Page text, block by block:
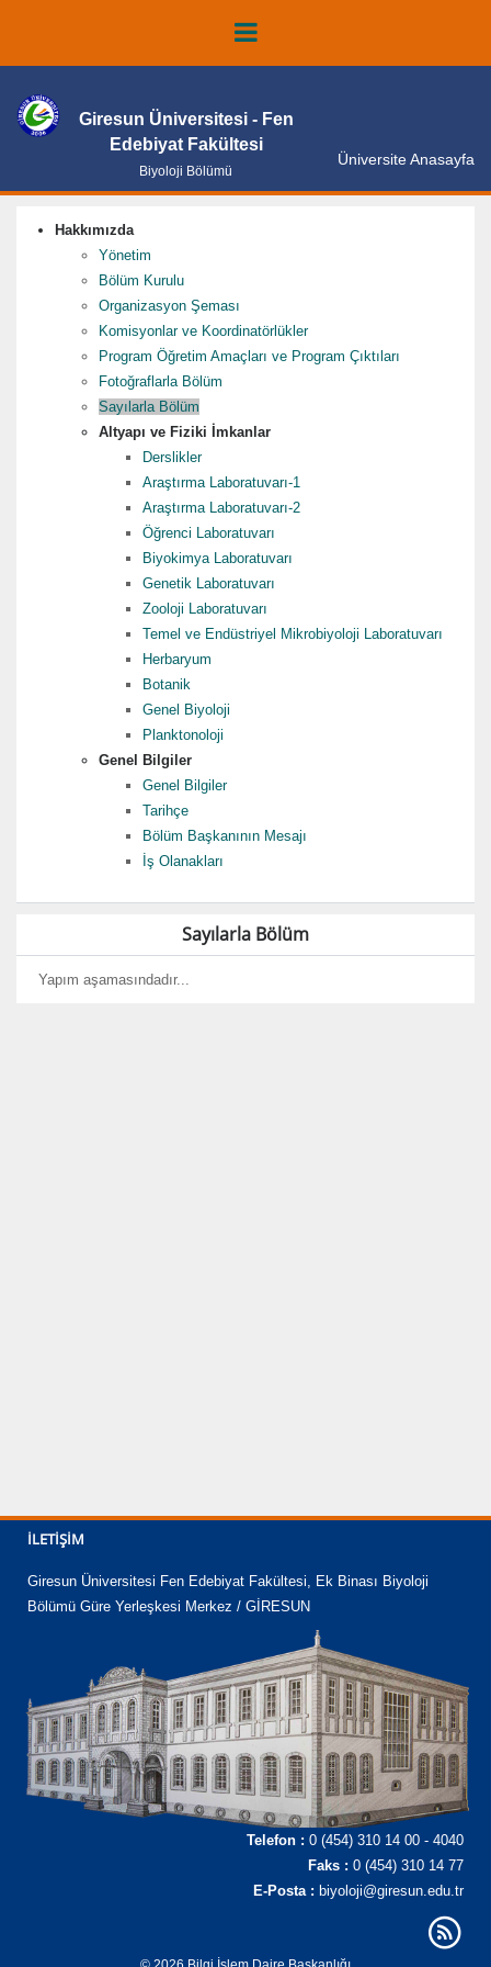
Giresun Üniversitesi - Fen
Edebiyat Fakültesi
Biyoloji Bölümü
Üniversite Anasayfa
Hakkımızda
Yönetim
Bölüm Kurulu
Organizasyon Şeması
Komisyonlar ve Koordinatörlükler
Program Öğretim Amaçları ve Program Çıktıları
Fotoğraflarla Bölüm
Sayılarla Bölüm
Altyapı ve Fiziki İmkanlar
Derslikler
Araştırma Laboratuvarı-1
Araştırma Laboratuvarı-2
Öğrenci Laboratuvarı
Biyokimya Laboratuvarı
Genetik Laboratuvarı
Zooloji Laboratuvarı
Temel ve Endüstriyel Mikrobiyoloji Laboratuvarı
Herbaryum
Botanik
Genel Biyoloji
Planktonoloji
Genel Bilgiler
Genel Bilgiler
Tarihçe
Bölüm Başkanının Mesajı
İş Olanakları
Sayılarla Bölüm
Yapım aşamasındadır...
İLETIŞIM
Giresun Üniversitesi Fen Edebiyat Fakültesi, Ek Binası Biyoloji
Bölümü Güre Yerleşkesi Merkez / GİRESUN
Telefon : 0 (454) 310 14 00 - 4040
Faks : 0 (454) 310 14 77
E-Posta : biyoloji@giresun.edu.tr